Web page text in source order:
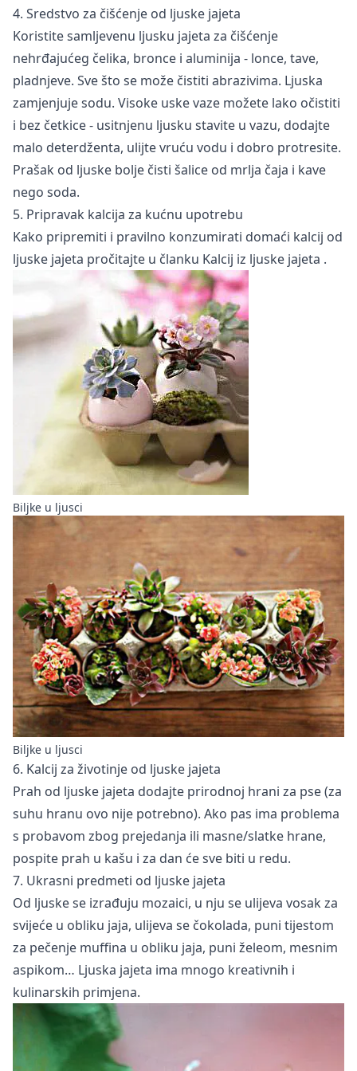
4. Sredstvo za čišćenje od ljuske jajeta
Koristite samljevenu ljusku jajeta za čišćenje
nehrđajućeg čelika, bronce i aluminija - lonce, tave,
pladnjeve. Sve što se može čistiti abrazivima. Ljuska
zamjenjuje sodu. Visoke uske vaze možete lako očistiti
i bez četkice - usitnjenu ljusku stavite u vazu, dodajte
malo deterdženta, ulijte vruću vodu i dobro protresite.
Prašak od ljuske bolje čisti šalice od mrlja čaja i kave
nego soda.
5. Pripravak kalcija za kućnu upotrebu
Kako pripremiti i pravilno konzumirati domaći kalcij od
ljuske jajeta pročitajte u članku Kalcij iz ljuske jajeta .
Biljke u ljusci
Biljke u ljusci
6. Kalcij za životinje od ljuske jajeta
Prah od ljuske jajeta dodajte prirodnoj hrani za pse (za
suhu hranu ovo nije potrebno). Ako pas ima problema
s probavom zbog prejedanja ili masne/slatke hrane,
pospite prah u kašu i za dan će sve biti u redu.
7. Ukrasni predmeti od ljuske jajeta
Od ljuske se izrađuju mozaici, u nju se ulijeva vosak za
svijeće u obliku jaja, ulijeva se čokolada, puni tijestom
za pečenje muffina u obliku jaja, puni želeom, mesnim
aspikom… Ljuska jajeta ima mnogo kreativnih i
kulinarskih primjena.